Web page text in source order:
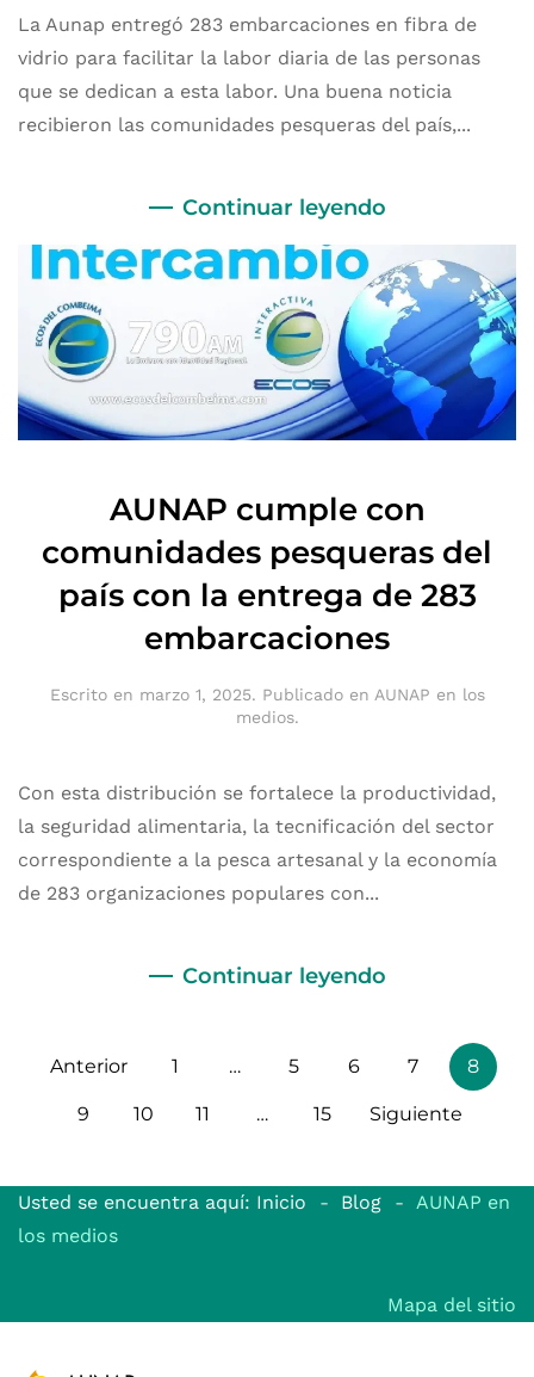
La Aunap entregó 283 embarcaciones en fibra de
vidrio para facilitar la labor diaria de las personas
que se dedican a esta labor. Una buena noticia
recibieron las comunidades pesqueras del país,...
Continuar leyendo
AUNAP cumple con
comunidades pesqueras del
país con la entrega de 283
embarcaciones
Escrito en marzo 1, 2025. Publicado en AUNAP en los
medios.
Con esta distribución se fortalece la productividad,
la seguridad alimentaria, la tecnificación del sector
correspondiente a la pesca artesanal y la economía
de 283 organizaciones populares con...
Continuar leyendo
Anterior 1 … 5 6 7 8
9 10 11 … 15 Siguiente
Usted se encuentra aquí: Inicio Blog
AUNAP en
los medios
Mapa del sitio